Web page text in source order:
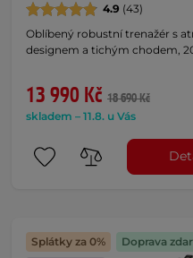
4.9 (43)
Oblíbený robustní trenažér s
designem a tichým chodem, 20
13 990 Kč 18 690 Kč
skladem – 11.8. u Vás
Splátky za 0%
Doprava